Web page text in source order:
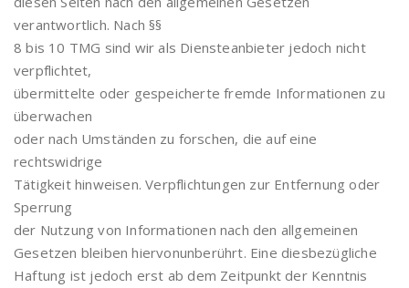
verantwortlich. Nach §§
8 bis 10 TMG sind wir als Diensteanbieter jedoch nicht
verpflichtet,
übermittelte oder gespeicherte fremde Informationen zu
überwachen
oder nach Umständen zu forschen, die auf eine
rechtswidrige
Tätigkeit hinweisen. Verpflichtungen zur Entfernung oder
Sperrung
der Nutzung von Informationen nach den allgemeinen
Gesetzen bleiben hiervonunberührt. Eine diesbezügliche
Haftung ist jedoch erst ab dem Zeitpunkt der Kenntnis